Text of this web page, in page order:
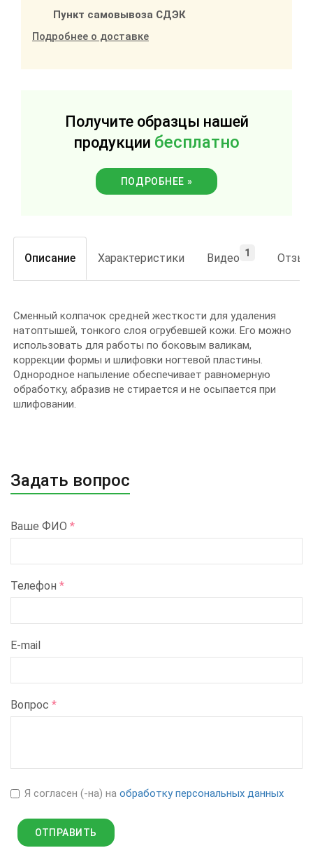
Пункт самовывоза СДЭК
Подробнее о доставке
Получите образцы нашей
продукции бесплатно
ПОДРОБНЕЕ »
Описание Характеристики Видео 1
Сменный колпачок средней жесткости для удаления
натоптышей, тонкого слоя огрубевшей кожи. Его можно
использовать для работы по боковым валикам,
коррекции формы и шлифовки ногтевой пластины.
Однородное напыление обеспечивает равномерную
обработку, абразив не стирается и не осыпается при
шлифовании.
Задать вопрос
Ваше ФИО *
Телефон *
E-mail
Вопрос *
Я согласен (-на) на обработку персональных данных